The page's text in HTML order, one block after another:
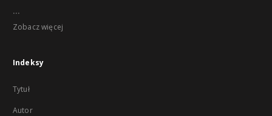
...
Zobacz więcej
Indeksy
Tytuł
Autor